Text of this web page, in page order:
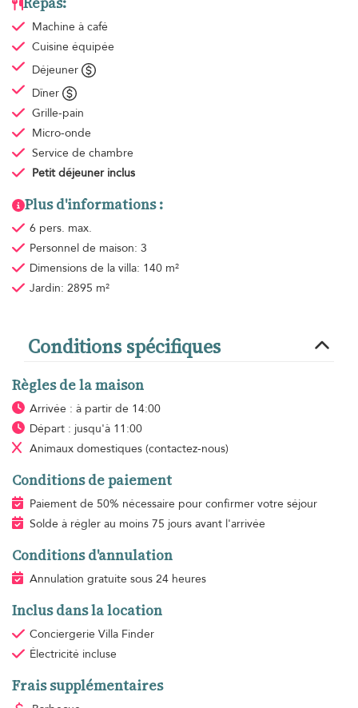
Machine à café
Cuisine équipée
Déjeuner
Dîner
Grille-pain
Micro-onde
Service de chambre
Petit déjeuner inclus
Plus d'informations :
6 pers. max.
Personnel de maison: 3
Dimensions de la villa: 140 m²
Jardin: 2895 m²
Conditions spécifiques
Règles de la maison
Arrivée : à partir de 14:00
Départ : jusqu'à 11:00
Animaux domestiques (contactez-nous)
Conditions de paiement
Paiement de 50% nécessaire pour confirmer votre séjour
Solde à régler au moins 75 jours avant l'arrivée
Conditions d'annulation
Annulation gratuite sous 24 heures
Inclus dans la location
Conciergerie Villa Finder
Électricité incluse
Frais supplémentaires